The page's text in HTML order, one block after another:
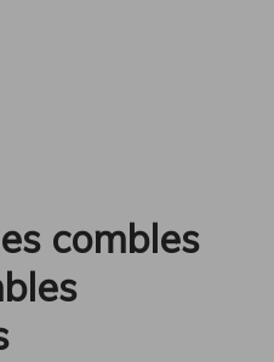
combles